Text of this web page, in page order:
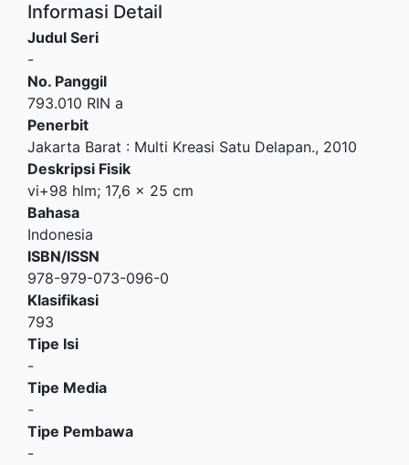
Informasi Detail
Judul Seri
-
No. Panggil
793.010 RIN a
Penerbit
Jakarta Barat : Multi Kreasi Satu Delapan., 2010
Deskripsi Fisik
vi+98 hlm; 17,6 x 25 cm
Bahasa
Indonesia
ISBN/ISSN
978-979-073-096-0
Klasifikasi
793
Tipe Isi
-
Tipe Media
-
Tipe Pembawa
-